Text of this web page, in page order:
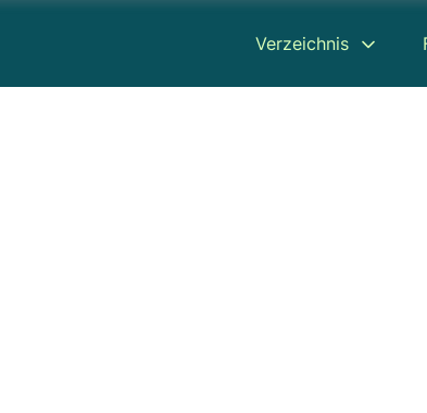
Verzeichnis